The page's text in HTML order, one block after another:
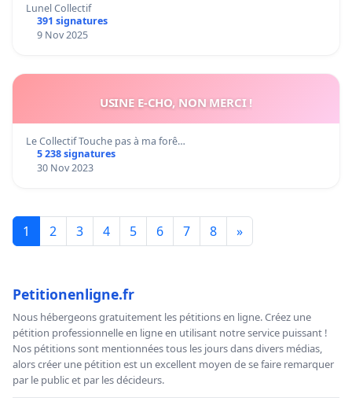
Lunel Collectif
391 signatures
9 Nov 2025
USINE E-CHO, NON MERCI !
Le Collectif Touche pas à ma forê…
5 238 signatures
30 Nov 2023
1 2 3 4 5 6 7 8 »
Petitionenligne.fr
Nous hébergeons gratuitement les pétitions en ligne. Créez une
pétition professionnelle en ligne en utilisant notre service puissant !
Nos pétitions sont mentionnées tous les jours dans divers médias,
alors créer une pétition est un excellent moyen de se faire remarquer
par le public et par les décideurs.